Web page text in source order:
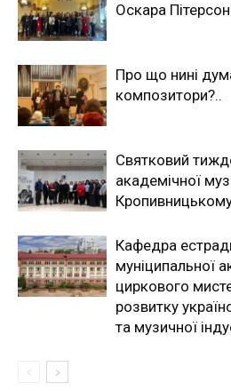
Оскара
Про що нині
композитори?..
Святковий
академічної
Кафедра
муніципальної
циркового
розвитку
та музичної